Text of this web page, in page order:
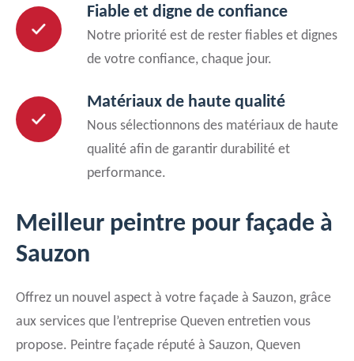
Fiable et digne de confiance
Notre priorité est de rester fiables et dignes
de votre confiance, chaque jour.
Matériaux de haute qualité
Nous sélectionnons des matériaux de haute
qualité afin de garantir durabilité et
performance.
Meilleur peintre pour façade à
Sauzon
Offrez un nouvel aspect à votre façade à Sauzon, grâce
aux services que l’entreprise Queven entretien vous
propose. Peintre façade réputé à Sauzon, Queven